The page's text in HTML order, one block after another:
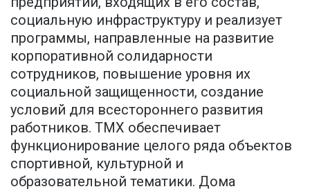
социальную инфраструктуру и реализует
программы, направленные на развитие
корпоративной солидарности
сотрудников, повышение уровня их
социальной защищенности, создание
условий для всестороннего развития
работников. TMX обеспечивает
функционирование целого ряда объектов
спортивной, культурной и
образовательной тематики. Дома